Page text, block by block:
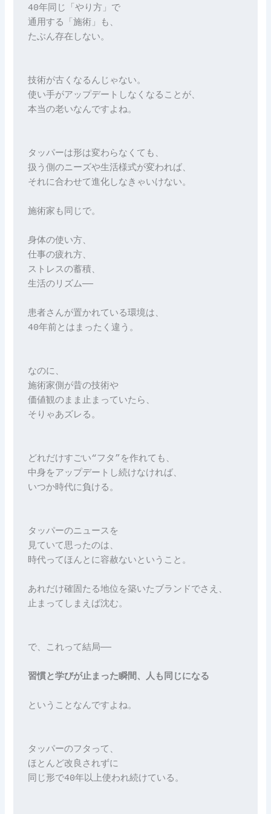
40年同じ「やり方」で
通用する「施術」も、
たぶん存在しない。
技術が古くなるんじゃない。
使い手がアップデートしなくなることが、
本当の老いなんですよね。
タッパーは形は変わらなくても、
扱う側のニーズや生活様式が変われば、
それに合わせて進化しなきゃいけない。
施術家も同じで。
身体の使い方、
仕事の疲れ方、
ストレスの蓄積、
生活のリズム──
患者さんが置かれている環境は、
40年前とはまったく違う。
なのに、
施術家側が昔の技術や
価値観のまま止まっていたら、
そりゃあズレる。
どれだけすごい“フタ”を作れても、
中身をアップデートし続けなければ、
いつか時代に負ける。
タッパーのニュースを
見ていて思ったのは、
時代ってほんとに容赦ないということ。
あれだけ確固たる地位を築いたブランドでさえ、
止まってしまえば沈む。
で、これって結局──
習慣と学びが止まった瞬間、人も同じになる
ということなんですよね。
タッパーのフタって、
ほとんど改良されずに
同じ形で40年以上使われ続けている。